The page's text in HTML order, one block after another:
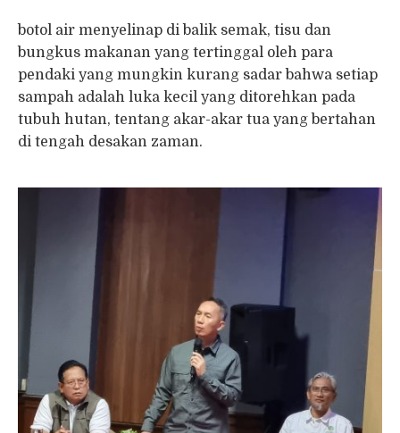
botol air menyelinap di balik semak, tisu dan
bungkus makanan yang tertinggal oleh para
pendaki yang mungkin kurang sadar bahwa setiap
sampah adalah luka kecil yang ditorehkan pada
tubuh hutan, tentang akar-akar tua yang bertahan
di tengah desakan zaman.